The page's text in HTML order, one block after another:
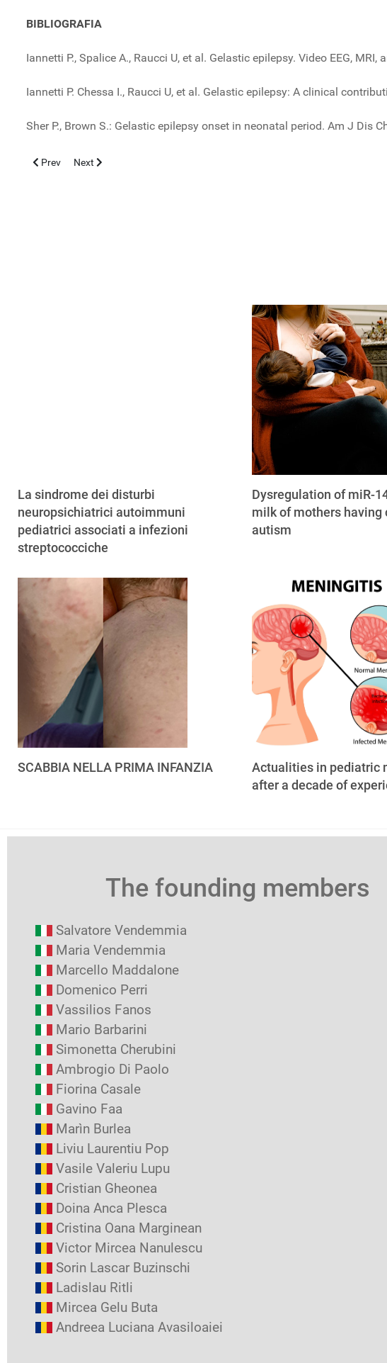
BIBLIOGRAFIA
Iannetti P., Spalice A., Raucci U, et al. Gelastic epilepsy. Video EEG,
Iannetti P. Chessa I., Raucci U, et al. Gelastic epilepsy: A clinical
Sher P., Brown S.: Gelastic epilepsy onset in neonatal period. Am J Dis
Previous article: LESIONE CEREBRALE PARASAGITTALE IN UN NEONATO
Prev Next article: DEFICIT COFATTORE MOLYBDENO
Next
La sindrome dei disturbi
neuropsichiatrici autoimmuni
pediatrici associati a infezioni
streptococciche
Dysregulation of miR-
milk of mothers having
autism
SCABBIA NELLA PRIMA INFANZIA
Actualities in pediatric
after a decade of
The founding members
Salvatore Vendemmia
Maria Vendemmia
Marcello Maddalone
Domenico Perri
Vassilios Fanos
Mario Barbarini
Simonetta Cherubini
Ambrogio Di Paolo
Fiorina Casale
Gavino Faa
Marìn Burlea
Liviu Laurentiu Pop
Vasile Valeriu Lupu
Cristian Gheonea
Doina Anca Plesca
Cristina Oana Marginean
Victor Mircea Nanulescu
Sorin Lascar Buzinschi
Ladislau Ritli
Mircea Gelu Buta
Andreea Luciana Avasiloaiei